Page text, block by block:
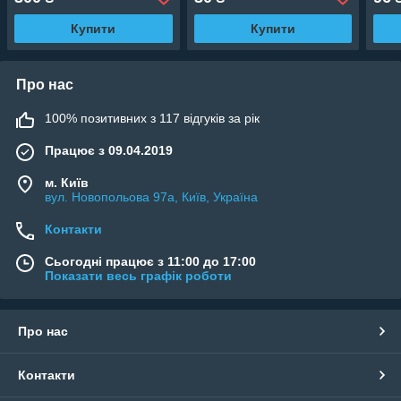
Купити Купити
Про нас
100% позитивних з 117 відгуків за рік
Працює з 09.04.2019
м. Київ
вул. Новопольова 97а, Київ, Україна
Контакти
Сьогодні працює з 11:00 до 17:00
Показати весь графік роботи
Про нас
Контакти